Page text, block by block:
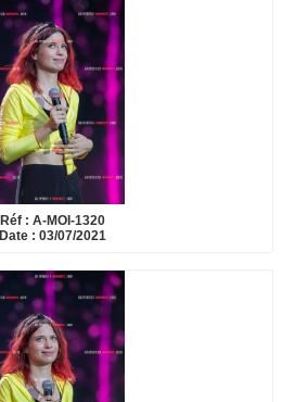
Réf : A-MOI-1320
Date : 03/07/2021